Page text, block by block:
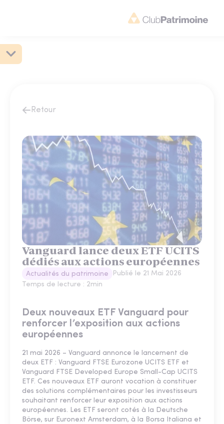
Retour
Vanguard lance deux ETF UCITS
dédiés aux actions européennes
Actualités du patrimoine Publié le 21 Mai 2026
Temps de lecture : 2min
Deux nouveaux ETF Vanguard pour
renforcer l’exposition aux actions
européennes
21 mai 2026 – Vanguard annonce le lancement de
deux ETF : Vanguard FTSE Eurozone UCITS ETF et
Vanguard FTSE Developed Europe Small-Cap UCITS
ETF. Ces nouveaux ETF auront vocation à constituer
des solutions complémentaires pour les investisseurs
souhaitant renforcer leur exposition aux actions
européennes. Les ETF seront cotés à la Deutsche
Börse, sur Euronext Amsterdam, à la Borsa Italiana et